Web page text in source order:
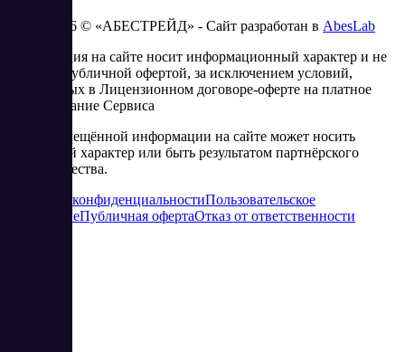
2023 - 2026 © «АБЕСТРЕЙД» - Сайт разработан в AbesLab
Информация на сайте носит информационный характер и не
является публичной офертой, за исключением условий,
изложенных в Лицензионном договоре-оферте на платное
использование Сервиса
Часть размещённой информации на сайте может носить
рекламный характер или быть результатом партнёрского
сотрудничества.
Политика конфиденциальностиПользовательское
соглашениеПубличная офертаОтказ от ответственности